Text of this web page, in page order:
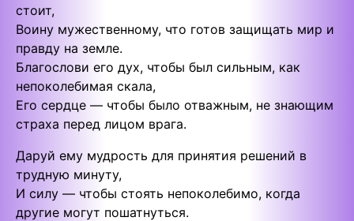
стоит,
Воину мужественному, что готов защищать мир и
правду на земле.
Благослови его дух, чтобы был сильным, как
непоколебимая скала,
Его сердце — чтобы было отважным, не знающим
страха перед лицом врага.
Даруй ему мудрость для принятия решений в
трудную минуту,
И силу — чтобы стоять непоколебимо, когда
другие могут пошатнуться.